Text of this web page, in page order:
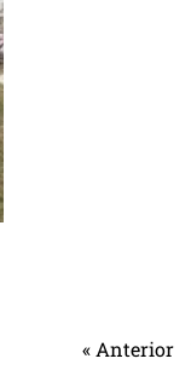
« Anterior